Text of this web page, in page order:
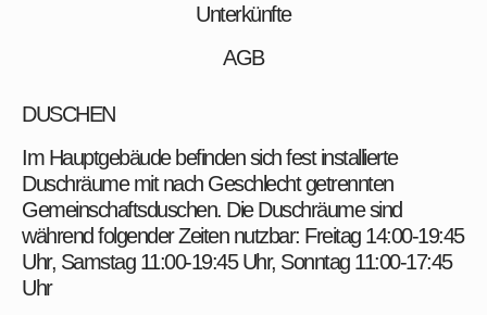
Unterkünfte
AGB
DUSCHEN
Im Hauptgebäude befinden sich fest installierte
Duschräume mit nach Geschlecht getrennten
Gemeinschaftsduschen. Die Duschräume sind
während folgender Zeiten nutzbar: Freitag 14:00-19:45
Uhr, Samstag 11:00-19:45 Uhr, Sonntag 11:00-17:45
Uhr